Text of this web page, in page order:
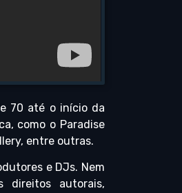
70 até o início da
como o Paradise
entre outras.
e DJs. Nem
direitos autorais,